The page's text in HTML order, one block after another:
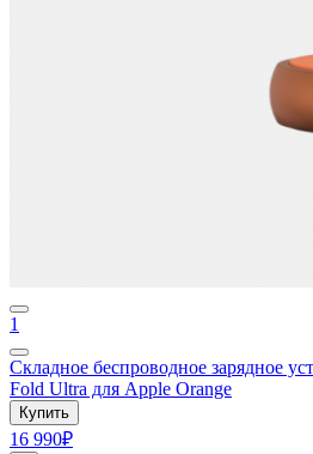
1
Складное беспроводное зарядное
Fold Ultra для Apple Orange
Купить
16 990₽